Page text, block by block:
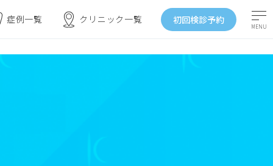
症例一覧 クリニック一覧 初回検診予約
MENU